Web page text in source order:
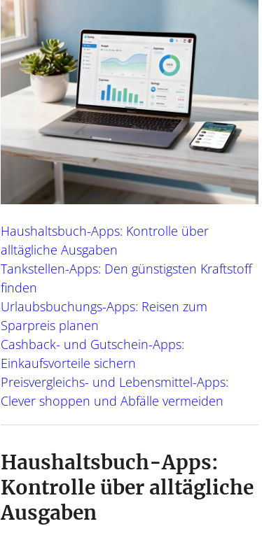
Garten & Balkon
Urban Gardening, saisonale
& Deko.
Gesundheit und
Work Life Balance, Home
mehr.
Haushaltsbuch-Apps: Kontrolle über
alltägliche Ausgaben
Tankstellen-Apps: Den günstigsten Kraftstoff
finden
Urlaubsbuchungs-Apps: Reisen zum
Sparpreis planen
Cashback- und Gutschein-Apps:
Einkaufsvorteile sichern
Preisvergleichs- und Lebensmittel-Apps:
Clever shoppen und Abfälle vermeiden
Haushaltsbuch-Apps:
Kontrolle über alltägliche
Ausgaben